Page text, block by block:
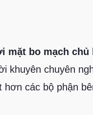
mặt bo mạch chủ
khuyên chuyên
hơn các bộ phận